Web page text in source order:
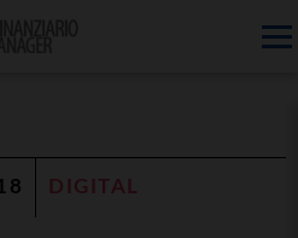
DIGITAL